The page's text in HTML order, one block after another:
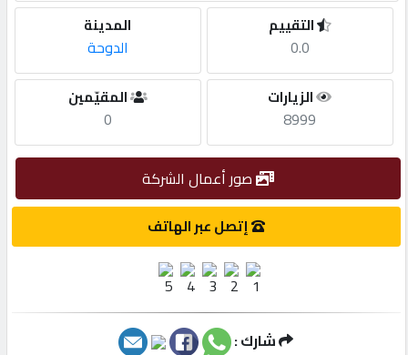
مطلوب
طلب
الاحصائيات
المدينة
الدوحة
التقييم
0.0
المقيّمين
0
الزيارات
8999
صور أعمال الشركة
إتصل عبر الهاتف
شارك :